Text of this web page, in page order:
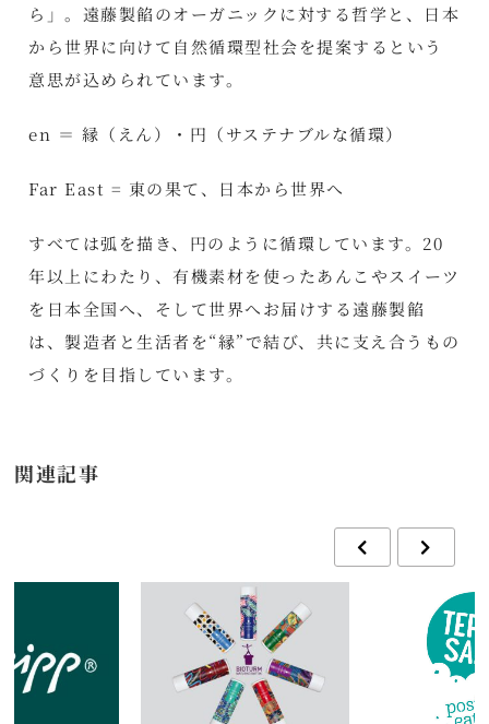
ら」。遠藤製餡のオーガニックに対する哲学と、日本
から世界に向けて自然循環型社会を提案するという
意思が込められています。
en ＝ 縁（えん）・円（サステナブルな循環）
Far East = 東の果て、日本から世界へ
すべては弧を描き、円のように循環しています。20
年以上にわたり、有機素材を使ったあんこやスイーツ
を日本全国へ、そして世界へお届けする遠藤製餡
は、製造者と生活者を“縁”で結び、共に支え合うもの
づくりを目指しています。
関連記事